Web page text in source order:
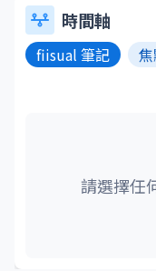
時間軸
fiisual 筆記
請選擇任